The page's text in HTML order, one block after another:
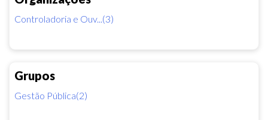
Controladoria e Ouv...(3)
Grupos
Gestão Pública(2)